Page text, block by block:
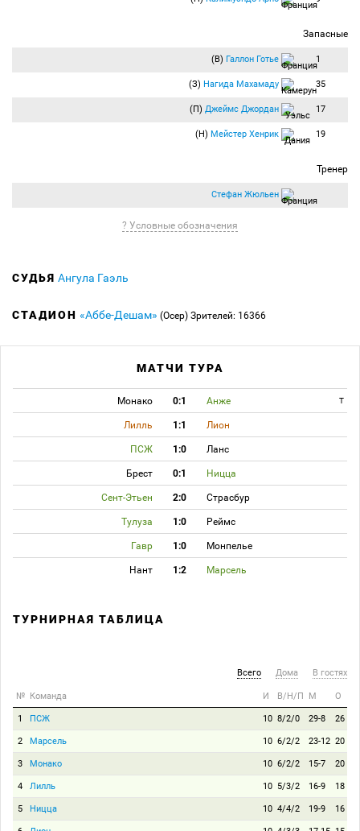
Запасные
(В) Галлон Готье 1
(З) Нагида Махамаду 35
(П) Джеймс Джордан 17
(Н) Мейстер Хенрик 19
Тренер
Стефан Жюльен
? Условные обозначения
СУДЬЯ Ангула Гаэль
СТАДИОН «Аббе-Дешам» (Осер) Зрителей: 16366
МАТЧИ ТУРА
Монако 0:1 Анже T
Лилль 1:1 Лион
ПСЖ 1:0 Ланс
Брест 0:1 Ницца
Сент-Этьен 2:0 Страсбур
Тулуза 1:0 Реймс
Гавр 1:0 Монпелье
Нант 1:2 Марсель
ТУРНИРНАЯ ТАБЛИЦА
Всего Дома В гостях
№ Команда И В/Н/П М О
1 ПСЖ 10 8/2/0 29-8 26
2 Марсель 10 6/2/2 23-12 20
3 Монако 10 6/2/2 15-7 20
4 Лилль 10 5/3/2 16-9 18
5 Ницца 10 4/4/2 19-9 16